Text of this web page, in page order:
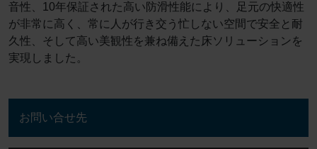
音性、10年保証された高い防滑性能により、足元の快適性
が非常に高く、常に人が行き交う忙しない空間で安全と耐
久性、そして高い美観性を兼ね備えた床ソリューションを
実現しました。
お問い合せ先